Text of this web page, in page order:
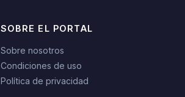
SOBRE EL PORTAL
Sobre nosotros
Condiciones de uso
Política de privacidad